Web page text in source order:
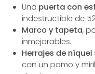
Una puerta con
indestructible de
Marco y tapeta,
inmejorables.
Herrajes de
con un pomo y